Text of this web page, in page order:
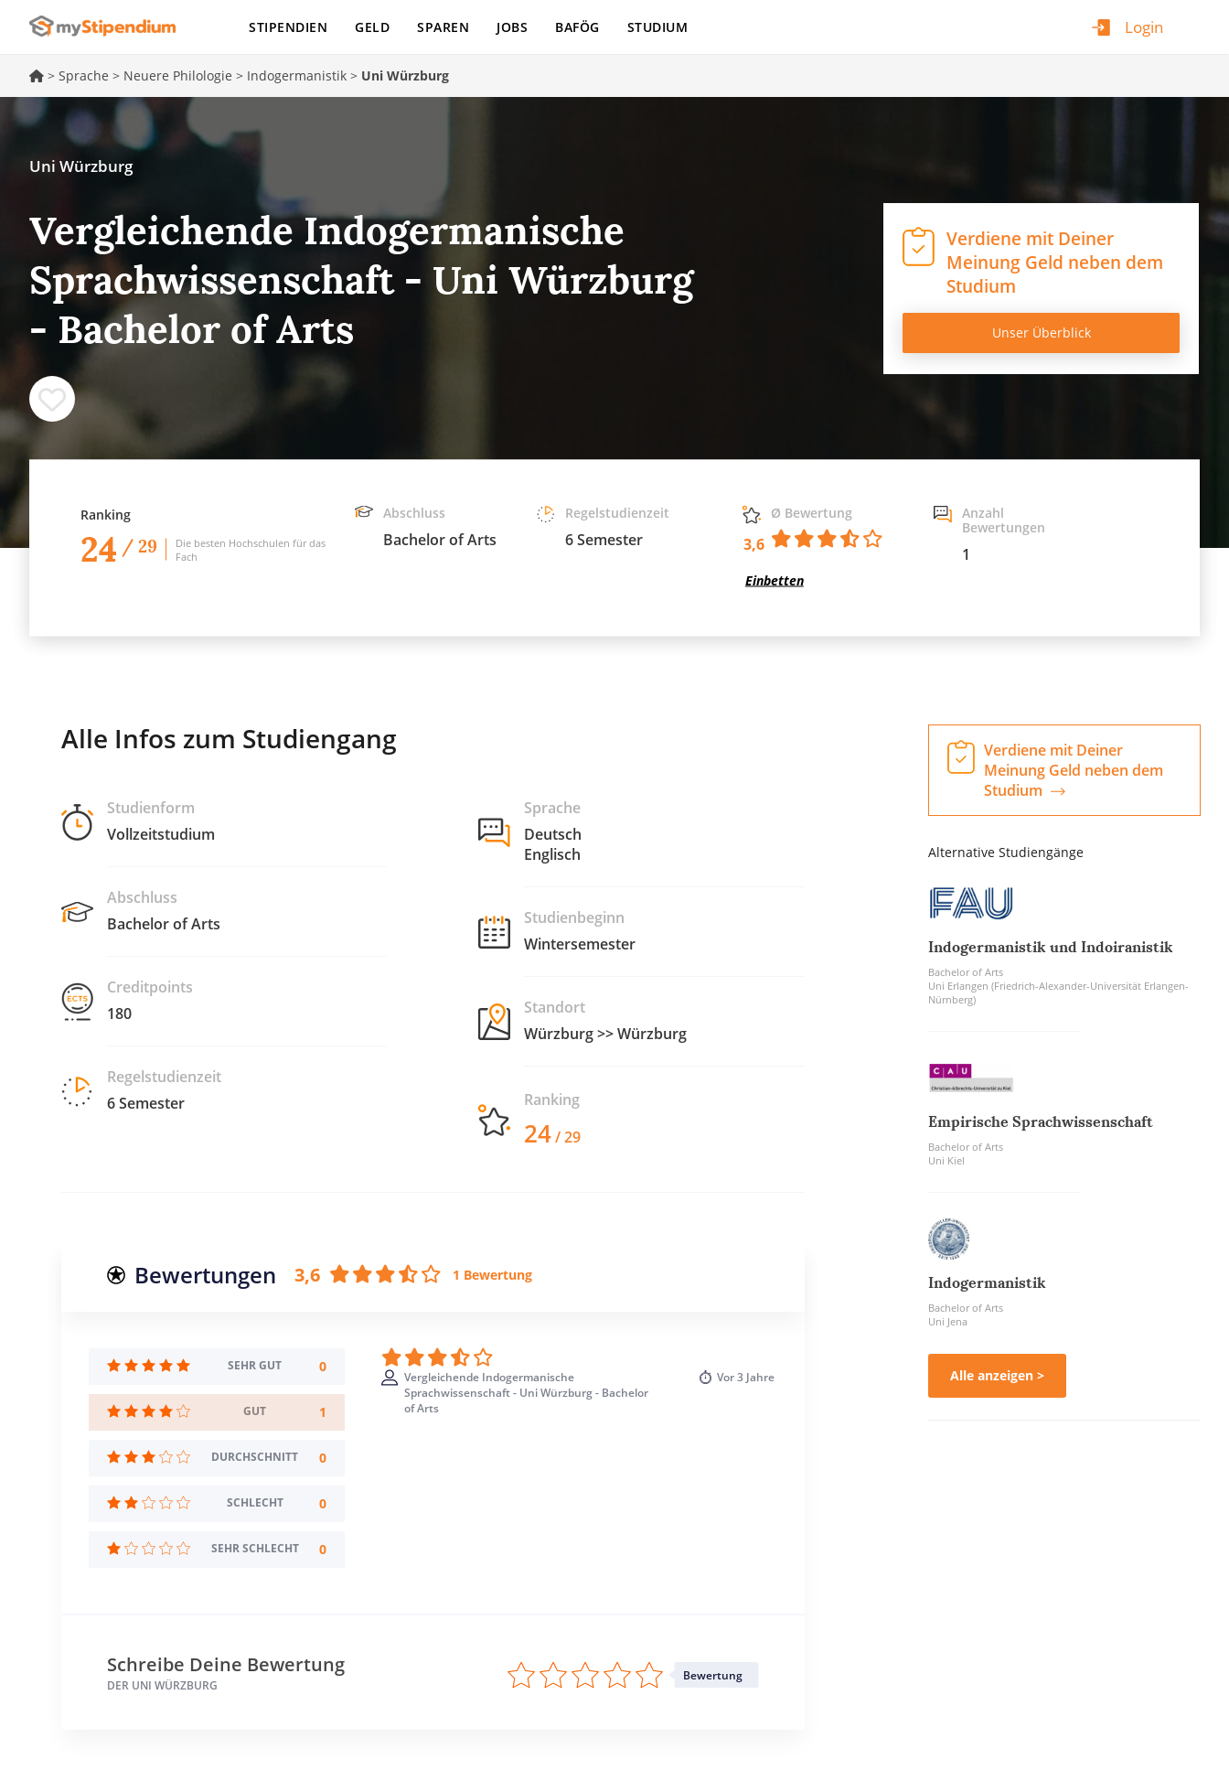
Login
STIPENDIEN GELD SPAREN JOBS BAFÖG STUDIUM
> Sprache > Neuere Philologie > Indogermanistik > Uni Würzburg
Uni Würzburg
Vergleichende Indogermanische
Sprachwissenschaft - Uni Würzburg
- Bachelor of Arts
Verdiene mit Deiner
Meinung Geld neben dem
Studium
Unser Überblick
Ranking
24 / 29
Die besten Hochschulen für das
Fach
Abschluss
Bachelor of Arts
Regelstudienzeit
6 Semester
Ø Bewertung
3,6
Einbetten
Anzahl
Bewertungen
1
Alle Infos zum Studiengang
Studienform
Vollzeitstudium
Abschluss
Bachelor of Arts
Creditpoints
180
Regelstudienzeit
6 Semester
Sprache
Deutsch
Englisch
Studienbeginn
Wintersemester
Standort
Würzburg >> Würzburg
Ranking
24/ 29
Bewertungen 3,6 1 Bewertung
SEHR GUT 0
GUT 1
DURCHSCHNITT 0
SCHLECHT 0
SEHR SCHLECHT 0
Vergleichende Indogermanische
Sprachwissenschaft - Uni Würzburg - Bachelor
of Arts
Vor3 Jahre
Schreibe Deine Bewertung
DER UNI WÜRZBURG
Bewertung
Verdiene mit Deiner
Meinung Geld neben dem
Studium
Alternative Studiengänge
Indogermanistik und Indoiranistik
Bachelor of Arts
Uni Erlangen (Friedrich-Alexander-Universität Erlangen-
Nürnberg)
Empirische Sprachwissenschaft
Bachelor of Arts
Uni Kiel
Indogermanistik
Bachelor of Arts
Uni Jena
Alle anzeigen >